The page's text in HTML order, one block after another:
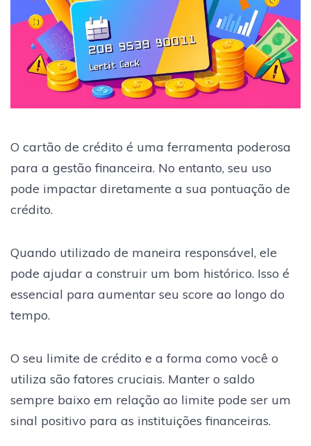
O cartão de crédito é uma ferramenta poderosa
para a gestão financeira. No entanto, seu uso
pode impactar diretamente a sua pontuação de
crédito.
Quando utilizado de maneira responsável, ele
pode ajudar a construir um bom histórico. Isso é
essencial para aumentar seu score ao longo do
tempo.
O seu limite de crédito e a forma como você o
utiliza são fatores cruciais. Manter o saldo
sempre baixo em relação ao limite pode ser um
sinal positivo para as instituições financeiras.